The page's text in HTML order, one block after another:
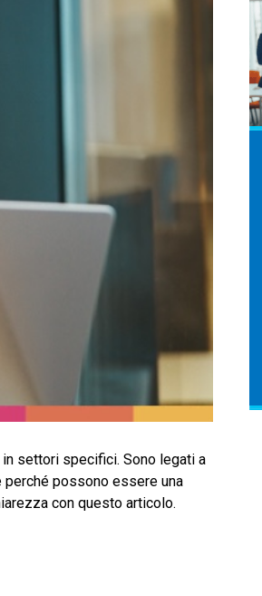
settori specifici. Sono legati a
perché possono essere una
con questo articolo.